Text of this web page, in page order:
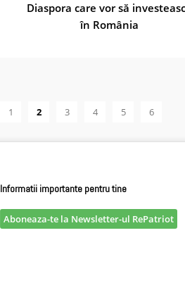
Diaspora care vor să
în România​
1 2 3 4 5 6
Informatii importante pentru tine
Aboneaza-te la Newsletter-ul RePatriot